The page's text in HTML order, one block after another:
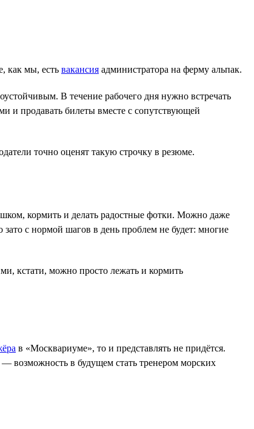
как мы, есть вакансия администратора на ферму альпак.
В течение рабочего дня нужно встречать
и продавать билеты вместе с сопутствующей
точно оценят такую строчку в резюме.
кормить и делать радостные фотки. Можно даже
с нормой шагов в день проблем не будет: многие
кстати, можно просто лежать и кормить
в «Москвариуме», то и представлять не придётся.
возможность в будущем стать тренером морских